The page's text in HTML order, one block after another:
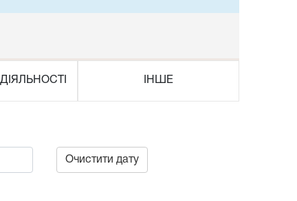
ІНШЕ
Очистити дату